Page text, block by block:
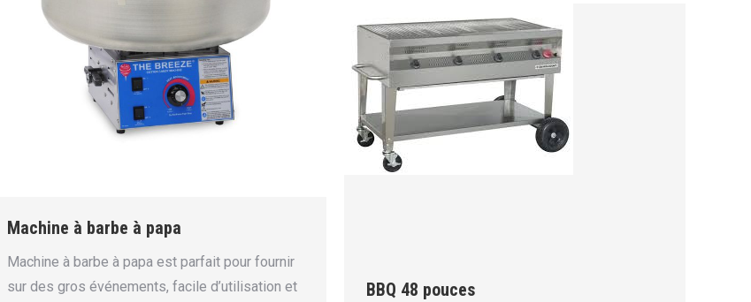
Machine à barbe à papa
Machine à barbe à papa est parfait pour fournir
sur des gros événements, facile d’utilisation et
BBQ 48 pouces